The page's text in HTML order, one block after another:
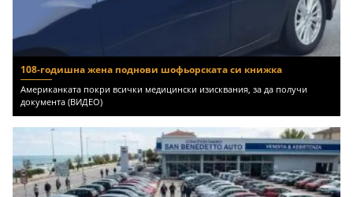
108-годишна жена поднови шофьорската си книжка
Американката покри всички медицински изисквания, за да получи
документа (ВИДЕО)